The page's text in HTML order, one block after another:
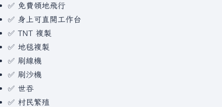
✅ 免費領地飛行
✅ 身上可直開工作台
✅ TNT 複製
✅ 地毯複製
✅ 刷線機
✅ 刷沙機
✅ 世吞
✅ 村民繁殖